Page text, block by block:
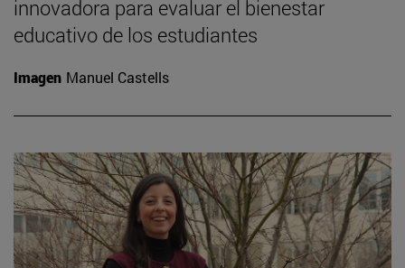
innovadora para evaluar el bienestar
educativo de los estudiantes
Imagen Manuel Castells